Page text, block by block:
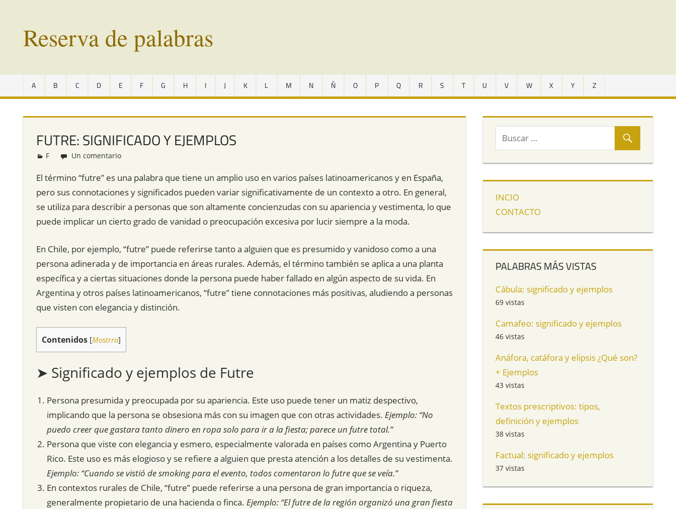
contenidoReserva de palabras
en
vías
extinción
todo
A B C D E F G H I J K L M N Ñ O P Q R S T U V W X Y Z
FUTRE: SIGNIFICADO Y EJEMPLOS
Redacción
F Un comentario
El término “futre” es una palabra que tiene un amplio uso en varios países latinoamericanos y en España,
pero sus connotaciones y significados pueden variar significativamente de un contexto a otro. En general,
se utiliza para describir a personas que son altamente concienzudas con su apariencia y vestimenta, lo que
puede implicar un cierto grado de vanidad o preocupación excesiva por lucir siempre a la moda.
En Chile, por ejemplo, “futre” puede referirse tanto a alguien que es presumido y vanidoso como a una
persona adinerada y de importancia en áreas rurales. Además, el término también se aplica a una planta
específica y a ciertas situaciones donde la persona puede haber fallado en algún aspecto de su vida. En
Argentina y otros países latinoamericanos, “futre” tiene connotaciones más positivas, aludiendo a personas
que visten con elegancia y distinción.
Contenidos [Mostrra]
➤ Significado y ejemplos de Futre
Persona presumida y preocupada por su apariencia. Este uso puede tener un matiz despectivo,
implicando que la persona se obsesiona más con su imagen que con otras actividades. Ejemplo: “No
puedo creer que gastara tanto dinero en ropa solo para ir a la fiesta; parece un futre total.”
Persona que viste con elegancia y esmero, especialmente valorada en países como Argentina y Puerto
Rico. Este uso es más elogioso y se refiere a alguien que presta atención a los detalles de su vestimenta.
Ejemplo: “Cuando se vistió de smoking para el evento, todos comentaron lo futre que se veía.”
En contextos rurales de Chile, “futre” puede referirse a una persona de gran importancia o riqueza,
generalmente propietario de una hacienda o finca. Ejemplo: “El futre de la región organizó una gran fiesta
INCIO
CONTACTO
PALABRAS MÁS VISTAS
Cábula: significado y ejemplos
69 vistas
Camafeo: significado y ejemplos
46 vistas
Anáfora, catáfora y elipsis ¿Qué son?
+ Ejemplos
43 vistas
Textos prescriptivos: tipos,
definición y ejemplos
38 vistas
Factual: significado y ejemplos
37 vistas